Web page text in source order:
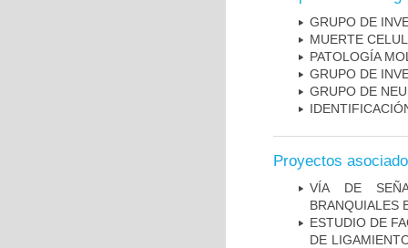
GRUPO DE
MUERTE
PATOLOGÍA
GRUPO DE
GRUPO DE
Proyectos
VÍA DE
BRANQUIALES
ESTUDIO DE
DE